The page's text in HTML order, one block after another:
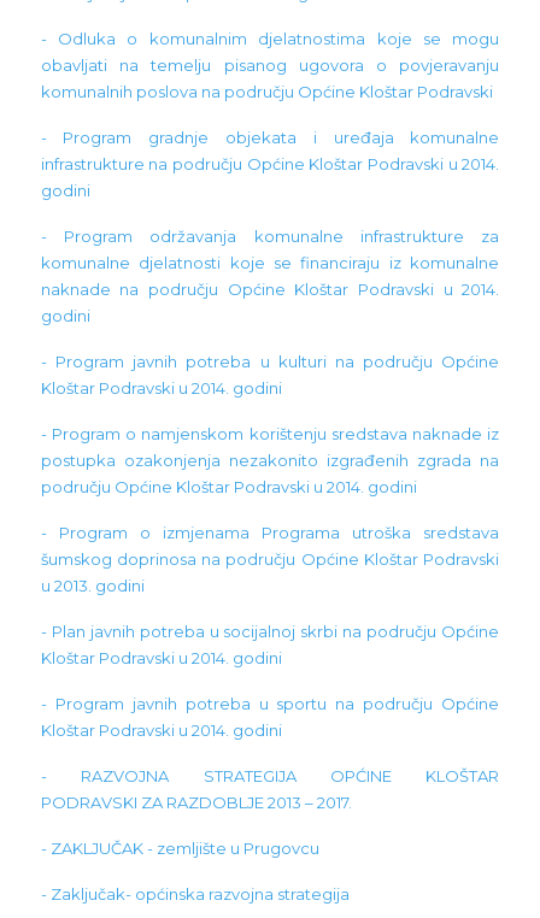
- Odluka o komunalnim djelatnostima koje se mogu
obavljati na temelju pisanog ugovora o povjeravanju
komunalnih poslova na području Općine Kloštar Podravski
- Program gradnje objekata i uređaja komunalne
infrastrukture na području Općine Kloštar Podravski u 2014.
godini
- Program održavanja komunalne infrastrukture za
komunalne djelatnosti koje se financiraju iz komunalne
naknade na području Općine Kloštar Podravski u 2014.
godini
- Program javnih potreba u kulturi na području Općine
Kloštar Podravski u 2014. godini
- Program o namjenskom korištenju sredstava naknade iz
postupka ozakonjenja nezakonito izgrađenih zgrada na
području Općine Kloštar Podravski u 2014. godini
- Program o izmjenama Programa utroška sredstava
šumskog doprinosa na području Općine Kloštar Podravski
u 2013. godini
- Plan javnih potreba u socijalnoj skrbi na području Općine
Kloštar Podravski u 2014. godini
- Program javnih potreba u sportu na području Općine
Kloštar Podravski u 2014. godini
- RAZVOJNA STRATEGIJA OPĆINE KLOŠTAR
PODRAVSKI ZA RAZDOBLJE 2013 – 2017.
- ZAKLJUČAK - zemljište u Prugovcu
- Zaključak- općinska razvojna strategija